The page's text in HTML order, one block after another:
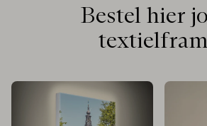
Bestel hier